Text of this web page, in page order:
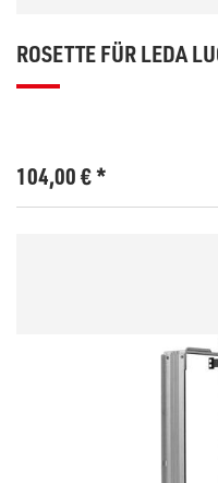
ROSETTE FÜR LEDA
104,00€*